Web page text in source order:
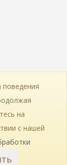
поведения
на
с нашей